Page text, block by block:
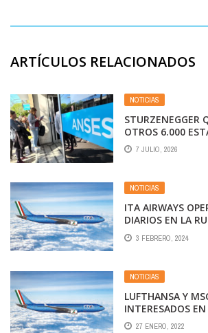
ARTÍCULOS RELACIONADOS
NOTICIAS
STURZENEGGER
OTROS 6.000
PLAZO: A QUÉ
7 JULIO, 2026
NOTICIAS
ITA AIRWAYS
DIARIOS EN LA
BUENOS AIRES
3 FEBRERO, 2024
NOTICIAS
LUFTHANSA Y
INTERESADOS
27 ENERO, 2022